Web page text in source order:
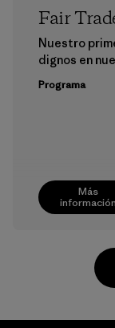
Más
información
Fair
Nuestro
dignos en
Programa